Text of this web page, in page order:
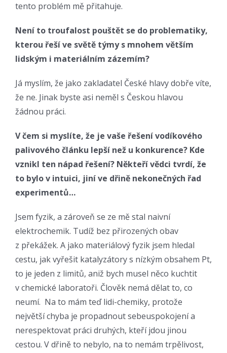
tento problém mě přitahuje.
Není to troufalost pouštět se do problematiky,
kterou řeší ve světě týmy s mnohem větším
lidským i materiálním zázemím?
Já myslím, že jako zakladatel České hlavy dobře víte,
že ne. Jinak byste asi neměl s Českou hlavou
žádnou práci.
V čem si myslíte, že je vaše řešení vodíkového
palivového článku lepší než u konkurence? Kde
vznikl ten nápad řešení? Někteří vědci tvrdí, že
to bylo v intuici, jiní ve dřině nekonečných řad
experimentů…
Jsem fyzik, a zároveň se ze mě stal naivní
elektrochemik. Tudíž bez přirozených obav
z překážek. A jako materiálový fyzik jsem hledal
cestu, jak vyřešit katalyzátory s nízkým obsahem Pt,
to je jeden z limitů, aniž bych musel něco kuchtit
v chemické laboratoři. Člověk nemá dělat to, co
neumí. Na to mám teď lidi-chemiky, protože
největší chyba je propadnout sebeuspokojení a
nerespektovat práci druhých, kteří jdou jinou
cestou. V dřině to nebylo, na to nemám trpělivost,